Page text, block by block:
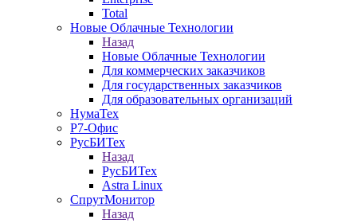
Total
Новые Облачные Технологии
Назад
Новые Облачные Технологии
Для коммерческих заказчиков
Для государственных заказчиков
Для образовательных организаций
НумаТех
Р7-Офис
РусБИТех
Назад
РусБИТех
Astra Linux
СпрутМонитор
Назад